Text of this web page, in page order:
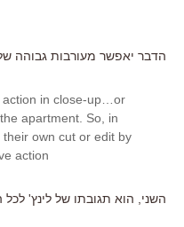
הדבר יאפשר מעורבות גבוהה
action in close-up…or
apartment. So, in
own cut or edit by
action
השני, הוא תגובתו של לינץ'